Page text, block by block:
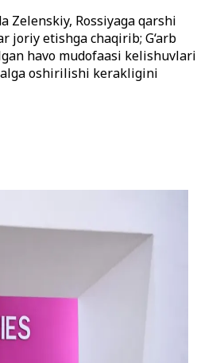
Zelenskiy, Rossiyaga qarshi
joriy etishga chaqirib; G‘arb
havo mudofaasi kelishuvlari
oshirilishi kerakligini